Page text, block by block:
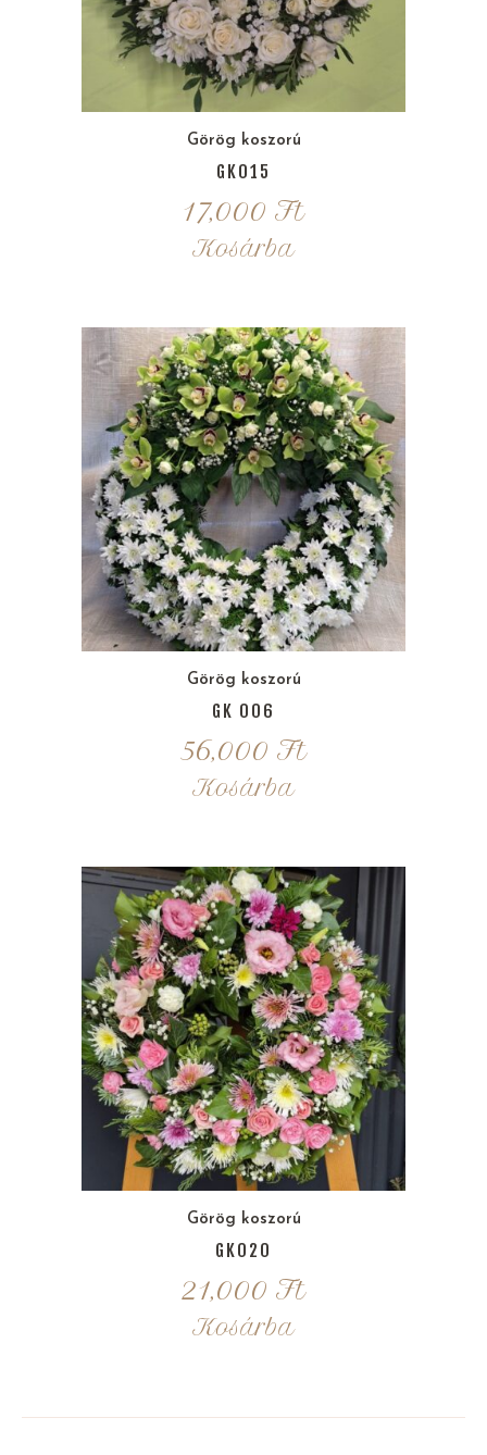
Görög koszorú
GK015
17,000 Ft
Kosárba
Görög koszorú
GK 006
56,000 Ft
Kosárba
Görög koszorú
GK020
21,000 Ft
Kosárba